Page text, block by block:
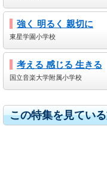
強く 明るく 親切に
東星学園小学校
考える 感じる 生きる
国立音楽大学附属小学校
この特集を見てい